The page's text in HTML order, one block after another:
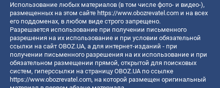
Использование любых материалов (в том числе фото- и видео-),
размещенных на этом сайте https://www.obozrevatel.com и на всех
его поддоменах, в любом виде строго запрещено.
Разрешается использование при получении письменного
разрешения на их использование и при условии обязательной
ссылки на сайт OBOZ.UA, а для интернет-изданий - при
получении письменного разрешения на их использование и при
обязательном размещении прямой, открытой для поисковых
систем, гиперссылки на страницу OBOZ.UA по ссылке
https://www.obozrevatel.com, на которой размещен оригинальный